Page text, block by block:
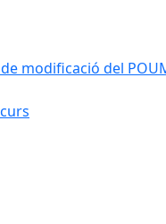
modificació del